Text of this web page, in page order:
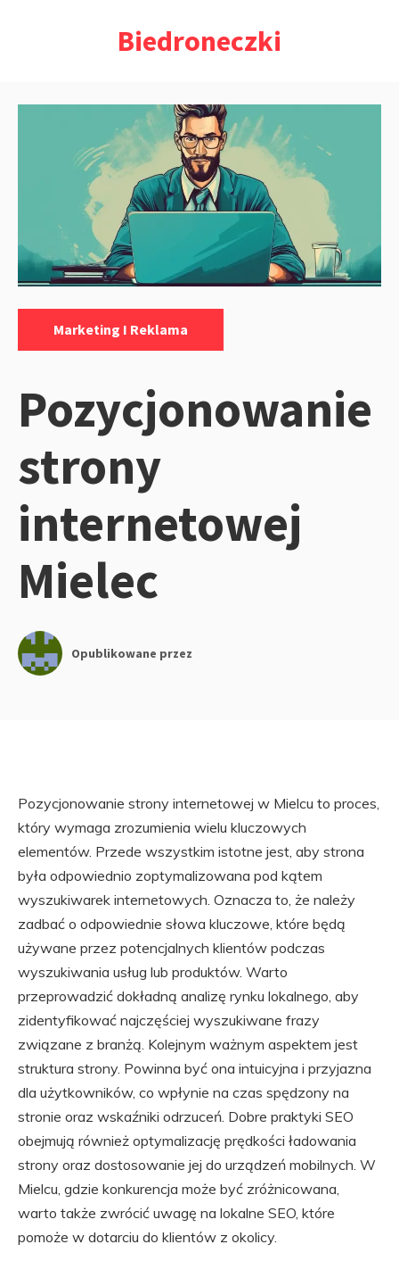
Biedroneczki
Marketing I Reklama
Pozycjonowanie
strony
internetowej
Mielec
Opublikowane przez
Pozycjonowanie strony internetowej w Mielcu to proces,
który wymaga zrozumienia wielu kluczowych
elementów. Przede wszystkim istotne jest, aby strona
była odpowiednio zoptymalizowana pod kątem
wyszukiwarek internetowych. Oznacza to, że należy
zadbać o odpowiednie słowa kluczowe, które będą
używane przez potencjalnych klientów podczas
wyszukiwania usług lub produktów. Warto
przeprowadzić dokładną analizę rynku lokalnego, aby
zidentyfikować najczęściej wyszukiwane frazy
związane z branżą. Kolejnym ważnym aspektem jest
struktura strony. Powinna być ona intuicyjna i przyjazna
dla użytkowników, co wpłynie na czas spędzony na
stronie oraz wskaźniki odrzuceń. Dobre praktyki SEO
obejmują również optymalizację prędkości ładowania
strony oraz dostosowanie jej do urządzeń mobilnych. W
Mielcu, gdzie konkurencja może być zróżnicowana,
warto także zwrócić uwagę na lokalne SEO, które
pomoże w dotarciu do klientów z okolicy.